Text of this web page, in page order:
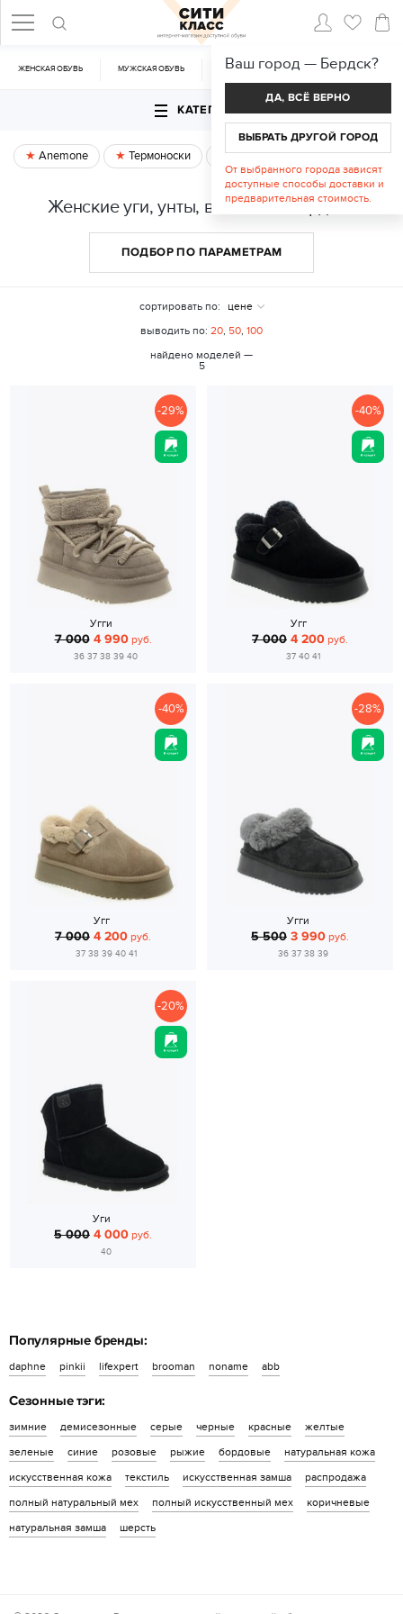
ЖЕНСКАЯ ОБУВЬ МУЖСКАЯ ОБУВЬ CУМКИ АКСЕССУАРЫ
КАТЕГОРИИ
Anemone Термоноски Спецпредложение
Женские уги, унты, валенки в Бердске
ПОДБОР ПО ПАРАМЕТРАМ
сортировать по:
цене
выводить по: 20, 50, 100
найдено моделей —
5
-29%
Угги
7 000 4 990руб.
36 37 38 39 40
-40%
Угг
7 000 4 200 руб.
37 40 41
-40%
Угг
7 000 4 200 руб.
37 38 39 40 41
-28%
Угги
5 500 3 990 руб.
36 37 38 39
-20%
Уги
5 000 4 000 руб.
40
Популярные бренды:
daphne pinkii lifexpert brooman noname abb
Сезонные тэги:
зимние демисезонные серые черные красные
желтые
зеленые
синие розовые рыжие бордовые
натуральная кожа
искусственная кожа
текстиль искусственная замша
распродажа
полный натуральный мех
полный искусственный мех
коричневые
натуральная замша
шерсть
Ваш город — Бердск?
ДА, ВСЁ ВЕРНО
ВЫБРАТЬ ДРУГОЙ ГОРОД
От выбранного города зависят
доступные способы доставки и
предварительная стоимость.